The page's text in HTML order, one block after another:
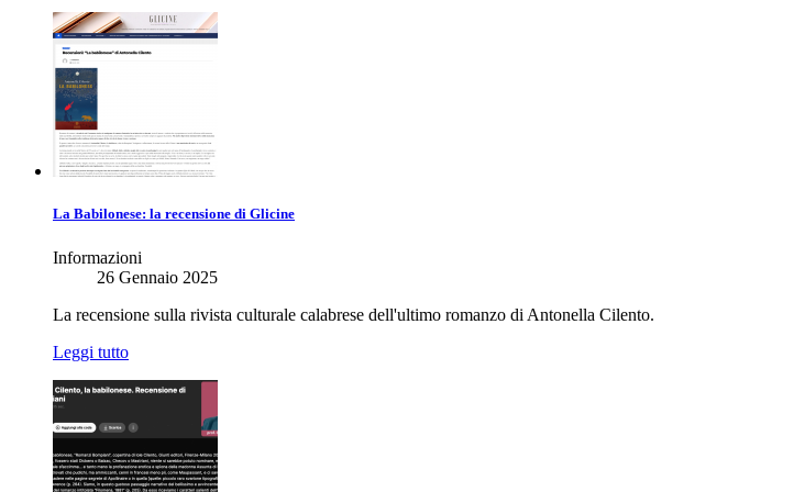
La Babilonese: la recensione di Glicine
Informazioni
26 Gennaio 2025
La recensione sulla rivista culturale calabrese dell'ultimo romanzo di Antonella Cilento.
Leggi tutto